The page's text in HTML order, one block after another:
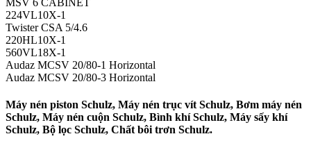
MSV 6 CABINET
224VL10X-1
Twister CSA 5/4.6
220HL10X-1
560VL18X-1
Audaz MCSV 20/80-1 Horizontal
Audaz MCSV 20/80-3 Horizontal
Máy nén piston Schulz, Máy nén trục vít Schulz, Bơm máy nén
Schulz, Máy nén cuộn Schulz, Bình khí Schulz, Máy sấy khí
Schulz, Bộ lọc Schulz, Chất bôi trơn Schulz.